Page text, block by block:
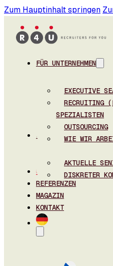
Zum Hauptinhalt springen
FÜR UNTERNEHMEN
EXECUTIVE
RECRUITING
SPEZIALISTEN
OUTSOURCING
WIE WIR
FÜR BEWERBER
AKTUELLE
DISKRETER
ÜBER UNS
REFERENZEN
MAGAZIN
KONTAKT